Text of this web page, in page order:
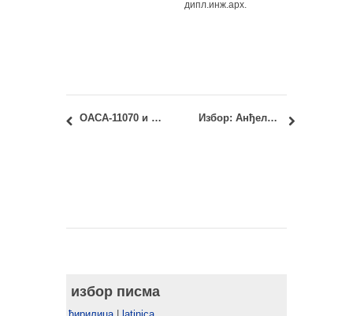
дипл.инж.арх.
ОАСА-11070 и ИАСА-11070 – Геометрија облика 1: исправке у завршној евиденцији Избор: Анђела Дубљевић, маст.инж.арх.
избор писма